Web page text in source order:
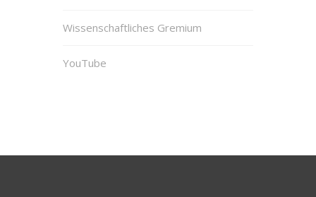
Wissenschaftliches Gremium
YouTube